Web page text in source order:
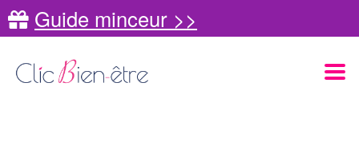
Guide minceur >>